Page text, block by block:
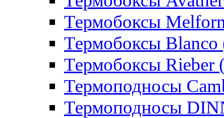
Термобоксы
Термобоксы Blanco
Термобоксы Rieber
Термоподносы
Термоподносы